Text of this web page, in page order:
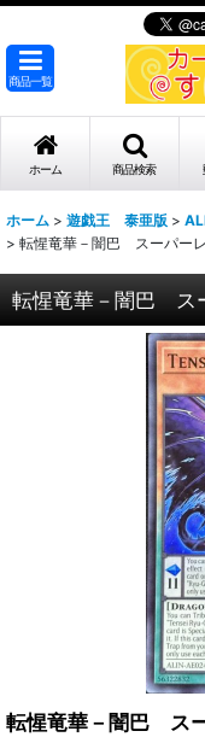
商品一覧
ホーム 商品検索
ホーム > 遊戯王 泰亜版 >
> 転惺竜華－闇巴 スーパー
転惺竜華－闇巴 ス
転惺竜華－闇巴 ス